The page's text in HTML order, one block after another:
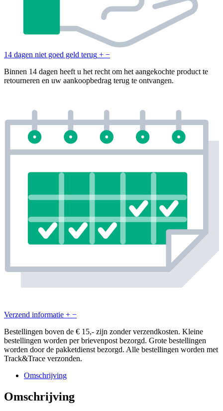
14 dagen niet goed geld terug + −
Binnen 14 dagen heeft u het recht om het aangekochte product te
retourneren en uw aankoopbedrag terug te ontvangen.
Verzend informatie + −
Bestellingen boven de € 15,- zijn zonder verzendkosten. Kleine
bestellingen worden per brievenpost bezorgd. Grote bestellingen
worden door de pakketdienst bezorgd. Alle bestellingen worden met
Track&Trace verzonden.
Omschrijving
Omschrijving